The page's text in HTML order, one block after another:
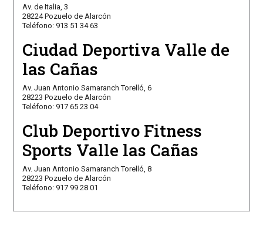
Av. de Italia, 3
28224 Pozuelo de Alarcón
Teléfono: 913 51 34 63
Ciudad Deportiva Valle de
las Cañas
Av. Juan Antonio Samaranch Torelló, 6
28223 Pozuelo de Alarcón
Teléfono: 917 65 23 04
Club Deportivo Fitness
Sports Valle las Cañas
Av. Juan Antonio Samaranch Torelló, 8
28223 Pozuelo de Alarcón
Teléfono: 917 99 28 01